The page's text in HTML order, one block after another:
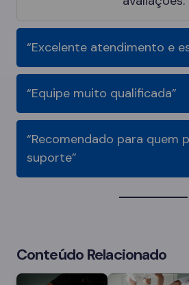
“Excelente atendimento e
“Equipe muito qualificada”
“Recomendado para quem
suporte”
Conteúdo Relacionado